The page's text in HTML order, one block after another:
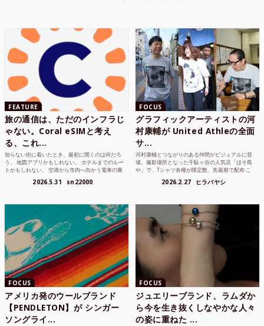
FEATURE
旅の通信は、ただのインフラじ
ゃない。Coral eSIMと考え
る、これ...
知らない街に着いたとき、最初に開くのは何だろ
う。 地図アプリかもしれない。 ホテルまでのルー
トかもしれない。 空港から市内へ向かう電車の乗
2026.5.31 sn22000
FOCUS
グラフィックアーティストの河
村康輔が United Athleの全面
サ...
河村康輔とつながりのある仲間がビジュアルに登
場。撮影場所となった千駄ヶ谷の人気店「ほそ島
や」で、Tシャツ各種が限定数、先着順で配布 こ
2026.2.27 ヒラバヤシ
FOCUS
アメリカ発のウールブランド
【PENDLETON】が シンガー
ソングライ...
FOCUS
ジュエリーブランド、ラムダか
ら今を生き抜くしなやかな人々
の姿に重ねた ...